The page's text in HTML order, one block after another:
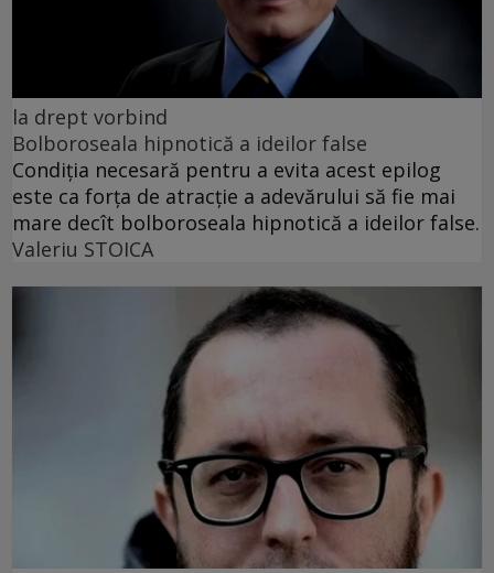
la drept vorbind
Bolboroseala hipnotică a ideilor false
Condiția necesară pentru a evita acest epilog
este ca forța de atracție a adevărului să fie mai
mare decît bolboroseala hipnotică a ideilor false.
Valeriu STOICA